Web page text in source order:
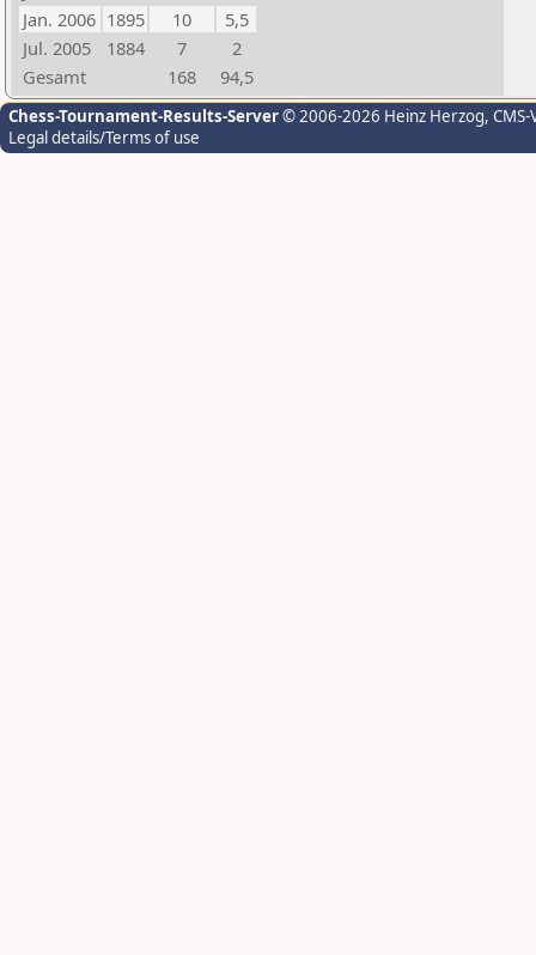
Jan. 2006 1895 10
5,5
Jul. 2005
1884 7
2
Gesamt
168 94,5
Chess-Tournament-Results-Server© 2006-2026 Heinz Herzog,
Legal details/Terms of use